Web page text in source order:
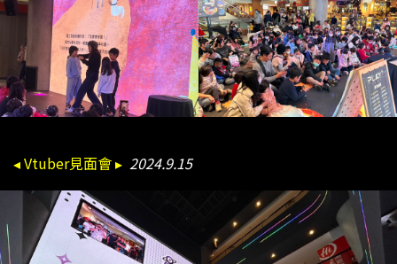
◂ Vtuber見面會 ▸ 2024.9.15